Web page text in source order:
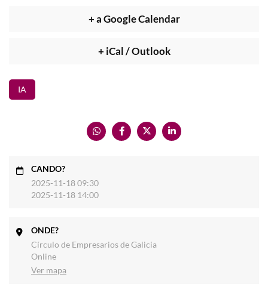
+ a Google Calendar
+ iCal / Outlook
IA
CANDO?
2025-11-18 09:30
2025-11-18 14:00
ONDE?
Círculo de Empresarios de Galicia
Online
Ver mapa